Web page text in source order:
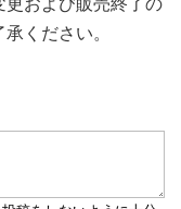
ください。